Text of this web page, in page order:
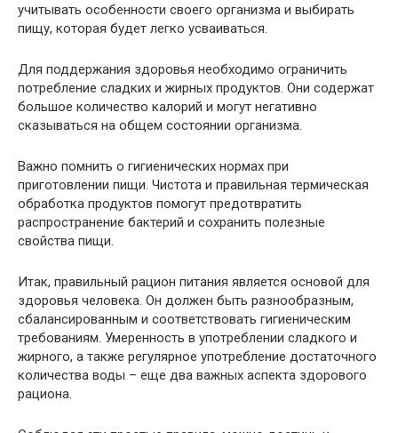
учитывать особенности своего организма и выбирать
пищу, которая будет легко усваиваться.
Для поддержания здоровья необходимо ограничить
потребление сладких и жирных продуктов. Они содержат
большое количество калорий и могут негативно
сказываться на общем состоянии организма.
Важно помнить о гигиенических нормах при
приготовлении пищи. Чистота и правильная термическая
обработка продуктов помогут предотвратить
распространение бактерий и сохранить полезные
свойства пищи.
Итак, правильный рацион питания является основой для
здоровья человека. Он должен быть разнообразным,
сбалансированным и соответствовать гигиеническим
требованиям. Умеренность в употреблении сладкого и
жирного, а также регулярное употребление достаточного
количества воды – еще два важных аспекта здорового
рациона.